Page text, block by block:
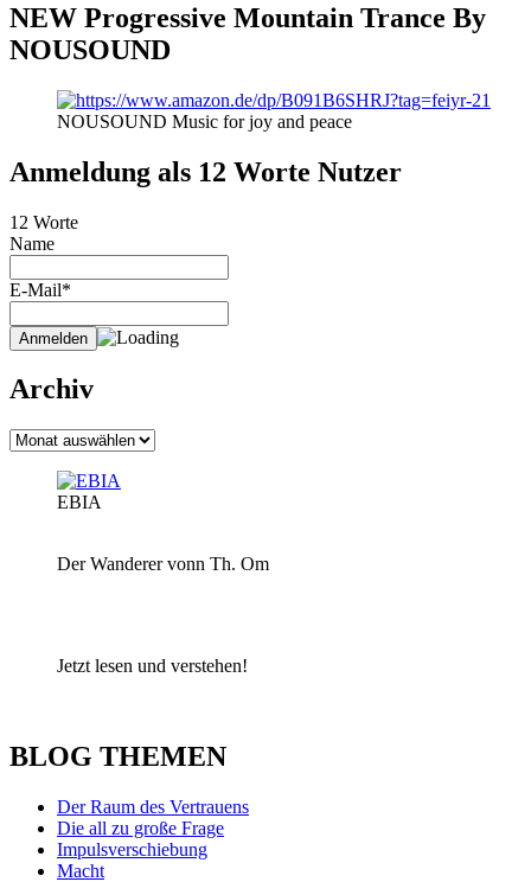
NEW Progressive Mountain Trance By
NOUSOUND
NOUSOUND Music for joy and peace
Anmeldung als 12 Worte Nutzer
12 Worte
Name
E-Mail*
Archiv
Archiv
EBIA
Der Wanderer vonn Th. Om
Jetzt lesen und verstehen!
BLOG THEMEN
Der Raum des Vertrauens
Die all zu große Frage
Impulsverschiebung
Macht